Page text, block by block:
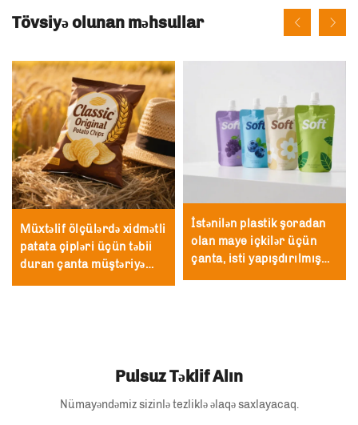
Tövsiyə olunan məhsullar
Müxtəlif ölçülərdə xidmətli
patata çipləri üçün təbii
duran çanta müştəriyə
İstənilən plastik şoradan
olan maye içkilər üçün
çanta, isti yapışdırılmış
Pulsuz Təklif Alın
Nümayəndəmiz sizinlə tezliklə əlaqə saxlayacaq.